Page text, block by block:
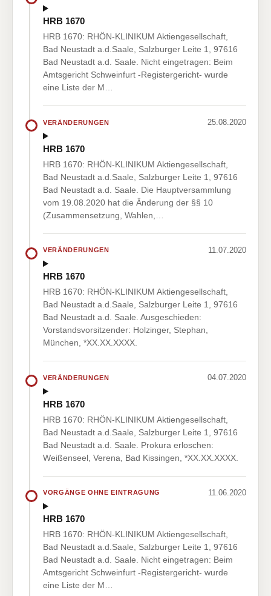
HRB 1670
HRB 1670: RHÖN-KLINIKUM Aktiengesellschaft,
Bad Neustadt a.d.Saale, Salzburger Leite 1, 97616
Bad Neustadt a.d. Saale. Nicht eingetragen: Beim
Amtsgericht Schweinfurt -Registergericht- wurde
eine Liste der M…
VERÄNDERUNGEN 25.08.2020
HRB 1670
HRB 1670: RHÖN-KLINIKUM Aktiengesellschaft,
Bad Neustadt a.d.Saale, Salzburger Leite 1, 97616
Bad Neustadt a.d. Saale. Die Hauptversammlung
vom 19.08.2020 hat die Änderung der §§ 10
(Zusammensetzung, Wahlen,…
VERÄNDERUNGEN 11.07.2020
HRB 1670
HRB 1670: RHÖN-KLINIKUM Aktiengesellschaft,
Bad Neustadt a.d.Saale, Salzburger Leite 1, 97616
Bad Neustadt a.d. Saale. Ausgeschieden:
Vorstandsvorsitzender: Holzinger, Stephan,
München, *XX.XX.XXXX.
VERÄNDERUNGEN 04.07.2020
HRB 1670
HRB 1670: RHÖN-KLINIKUM Aktiengesellschaft,
Bad Neustadt a.d.Saale, Salzburger Leite 1, 97616
Bad Neustadt a.d. Saale. Prokura erloschen:
Weißenseel, Verena, Bad Kissingen, *XX.XX.XXXX.
VORGÄNGE OHNE EINTRAGUNG 11.06.2020
HRB 1670
HRB 1670: RHÖN-KLINIKUM Aktiengesellschaft,
Bad Neustadt a.d.Saale, Salzburger Leite 1, 97616
Bad Neustadt a.d. Saale. Nicht eingetragen: Beim
Amtsgericht Schweinfurt -Registergericht- wurde
eine Liste der M…